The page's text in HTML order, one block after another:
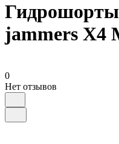
jammers X4
0
Нет отзывов